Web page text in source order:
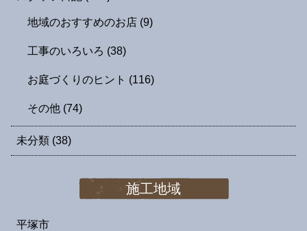
地域のおすすめのお店 (9)
工事のいろいろ (38)
お庭づくりのヒント (116)
その他 (74)
未分類 (38)
施工地域
平塚市